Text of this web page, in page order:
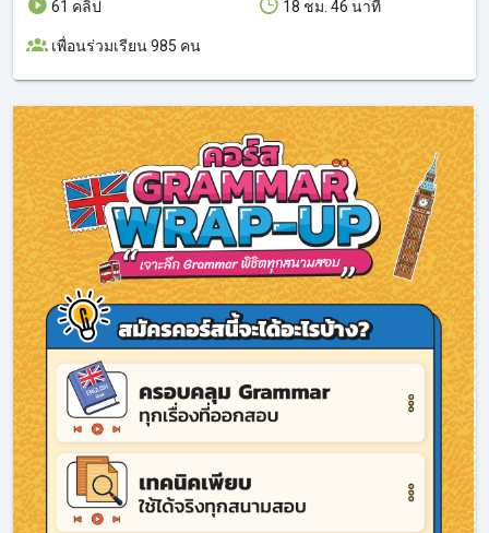
61 คลิป
18 ชม. 46 นาที
เพื่อนร่วมเรียน 985 คน